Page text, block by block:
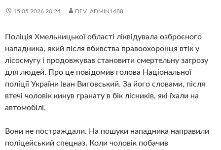
15.05.2026 20:24 DEV_ADMIN1488
Поліція Хмельницької області ліквідувала озброєного
нападника, який після вбивства правоохоронця втік у
лісосмугу і продовжував становити смертельну загрозу
для людей. Про це повідомив голова Національної
поліції України Іван Виговський. За його словами, після
втечі чоловік кинув гранату в бік лісників, які їхали на
автомобілі.
Вони не постраждали. На пошуки нападника направили
поліцейський спецназ. Коли чоловік побачив